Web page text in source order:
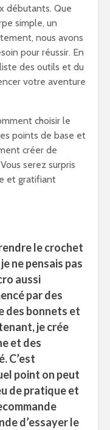
débutants. Que
simple, un
nous avons
pour réussir. En
des outils et du
votre aventure
choisir le
points de base et
créer de
serez surpris
et gratifiant
le crochet
ne pensais pas
aussi
par des
des bonnets et
je crée
et des
C’est
point on peut
de pratique et
d’essayer le